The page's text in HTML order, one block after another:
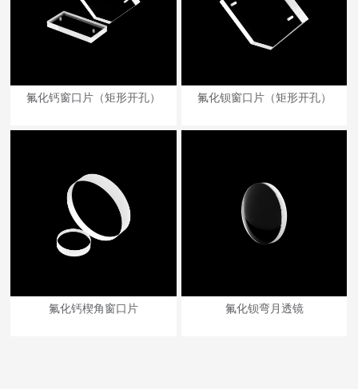
氟化钙窗口片（矩形开孔） 氟化钡窗口片（矩形开孔）
氟化钙楔角窗口片 氟化钡弯月透镜